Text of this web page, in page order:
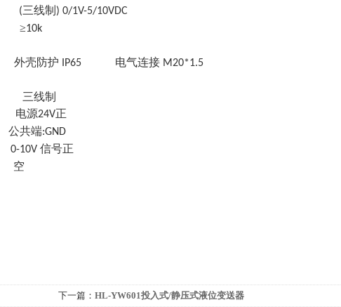
(三线制 ) 0/1V-5/10VDC
≥10k
外壳防护 IP65 电气连接 M20*1.5
三线制
源24V正
公共端:GND
0-10V 信号正
下一篇： HL-YW601投入式/静压式液位变送器